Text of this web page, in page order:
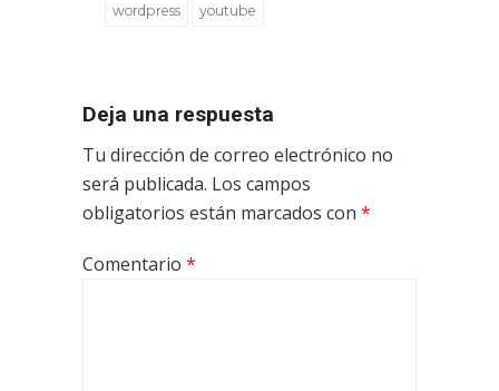
wordpress youtube
Deja una respuesta
Tu dirección de correo electrónico no
será publicada. Los campos
obligatorios están marcados con *
Comentario *